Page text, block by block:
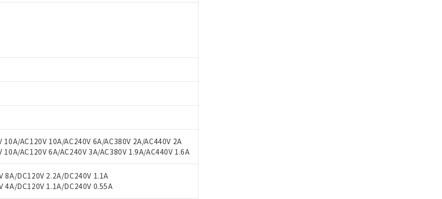
10A/AC120V 10A/AC240V 6A/AC380V 2A/AC440V 2A
10A/AC120V 6A/AC240V 3A/AC380V 1.9A/AC440V 1.6A
8A/DC120V 2.2A/DC240V 1.1A
4A/DC120V 1.1A/DC240V 0.55A
取扱商品の中には、本サービスの対象外となる商品もあることをご了承ください。
準価格照会結果は、記載している更新日時点での社内データに基づき作成されるも
れた時点での実際の在庫および標準価格とは異なる場合があることをご了承くださ
よび標準価格はお客様のお取引先、またはお客様担当のオムロン制御機器販売店・
談ください。
指令（10物質）の非含有に対応した製品が提供可能な商品です。
令（10物質）の非含有に対応した製品に切り替える予定のある商品です。
指令（10物質）の非含有に非対応の商品で、対応品を出す予定はありません。
指令（10物質）の非含有の対応状況を調査中または確認中の商品です。
、非含有部品としていたものが、含有品と判明した場合などやむを得ず変更すること
(Hg) 1000ppm以下、 カドミウム(Cd) 100ppm以下、
ル) (DEHP)(別名：DOP) 1000ppm以下、フタル酸ブチルベンジル（BBP） 1000ppm以下、フタル酸ジブチ
フタル酸ジイソブチル (DIBP) 1000ppm以下
および制御機器に対する適用除外項目は除く。
については閾値を超える意図的な使用がないことを確認しています。
有率が中国RoHSの基準値以下であることを示します。
有率が中国RoHSの基準値を超えていることを示します。
当社販売部門へお問い合わせください。
(GB/T26572)：
) : 1000ppm、 Cd(カドミウム) : 100ppm、
、 PBBs(ポリ臭化ビフェニル類) : 1000ppm、 PBDEs(ポリ臭化ジフェニルエーテル類) : 1000ppm、
ヘキシル)) : 1000ppm
国外への提供する場合は、日本国政府の輸出許可(または役務取引許可)を取得する
きをとります。
破棄する場合は、完全に破砕するなど、違法に輸出されないよう必要な手段を講じ
、核兵器、ミサイル、化学兵器、生物兵器またはその他武器並びにこれらの製造装
たしません。
在庫あり